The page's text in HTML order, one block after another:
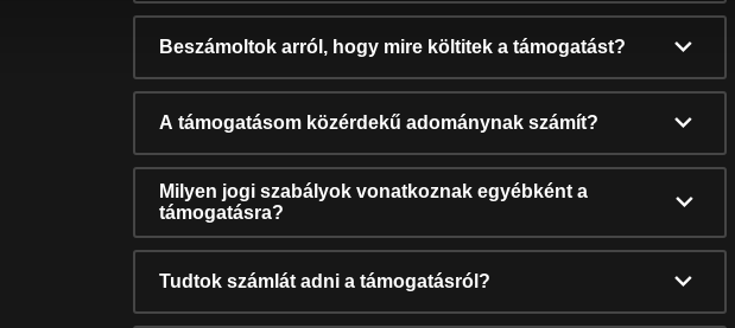
Beszámoltok arról, hogy mire költitek a támogatást?
A támogatásom közérdekű adománynak számít?
Milyen jogi szabályok vonatkoznak egyébként a
támogatásra?
Tudtok számlát adni a támogatásról?